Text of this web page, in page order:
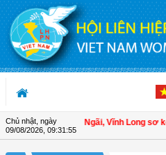
Truy cập nội dung luôn
Chủ nhật, ngày
09/08/2026, 09:31:56
LHPN xã Tam Ngãi, Vĩnh Long sơ kết